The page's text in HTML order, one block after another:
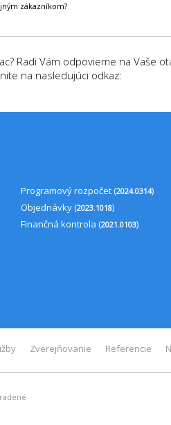
zákazníkom?
Radi Vám odpovieme na Vaše
na nasledujúci odkaz:
Programový rozpočet (2024.0314)
Objednávky (2023.1018)
Finančná kontrola (2021.0103)
Zverejňovanie Referencie